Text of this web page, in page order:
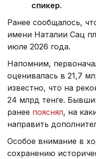
спикер.
Ранее сообщалось,
имени Наталии Сац
июле 2026 года.
Напомним,
оценивалась в 21,7
известно, что на
24 млрд тенге.
ранее пояснял, на
направить
Особое внимание в
сохранению